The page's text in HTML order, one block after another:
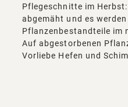
Pflegeschnitte im
abgemäht und es
Pflanzenbestandteile im
Auf abgestorbenen
Vorliebe Hefen und